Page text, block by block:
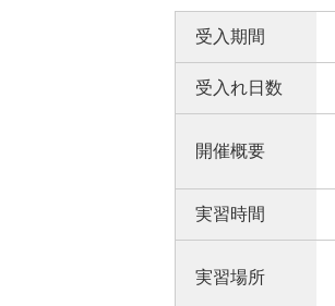
受入期間
受入れ日数
開催概要
実習時間
実習場所